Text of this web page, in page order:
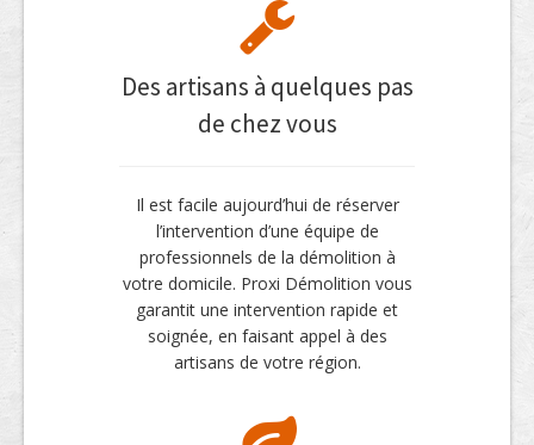
Des artisans à quelques pas
de chez vous
Il est facile aujourd’hui de réserver
l’intervention d’une équipe de
professionnels de la démolition à
votre domicile. Proxi Démolition vous
garantit une intervention rapide et
soignée, en faisant appel à des
artisans de votre région.